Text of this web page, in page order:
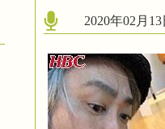
2020年02月